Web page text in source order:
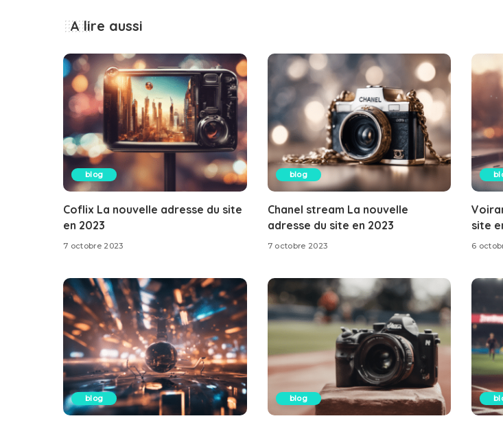
A lire aussi
blog
Coflix La nouvelle adresse du site
en 2023
7 octobre 2023
blog
Chanel stream La nouvelle
adresse du site en 2023
7 octobre 2023
site
6
blog blog